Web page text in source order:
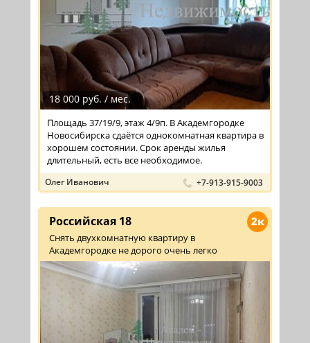
18 000 руб. / мес.
Площадь 37/19/9, этаж 4/9п. В Академгородке
Новосибирска сдаётся однокомнатная квартира в
хорошем состоянии. Срок аренды жилья
длительный, есть все необходимое.
Олег Иванович +7-913-915-9003
2к
Российская 18
Снять двухкомнатную квартиру в
Академгородке не дорого очень легко